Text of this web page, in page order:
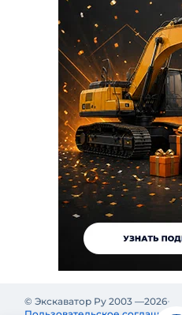
© Экскаватор Ру 2003 —2026